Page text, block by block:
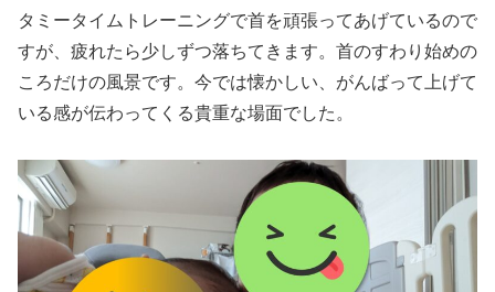
タミータイムトレーニングで首を頑張ってあげているので
すが、疲れたら少しずつ落ちてきます。首のすわり始めの
ころだけの風景です。今では懐かしい、がんばって上げて
いる感が伝わってくる貴重な場面でした。